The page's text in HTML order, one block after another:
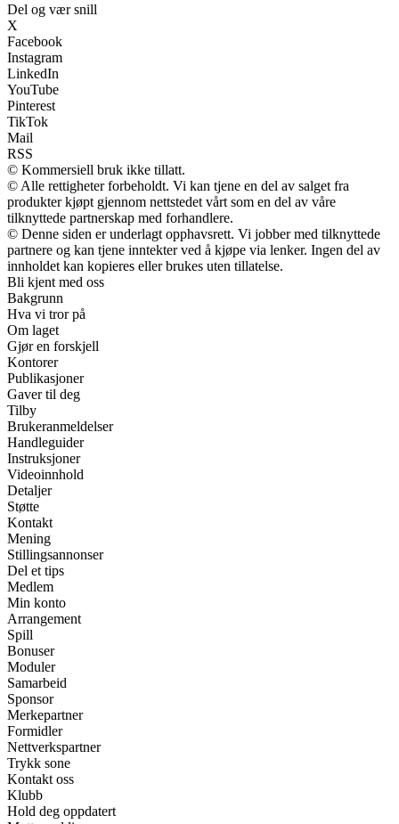
Del og vær snill
X
Facebook
Instagram
LinkedIn
YouTube
Pinterest
TikTok
Mail
RSS
© Kommersiell bruk ikke tillatt.
© Alle rettigheter forbeholdt. Vi kan tjene en del av salget fra
produkter kjøpt gjennom nettstedet vårt som en del av våre
tilknyttede partnerskap med forhandlere.
© Denne siden er underlagt opphavsrett. Vi jobber med tilknyttede
partnere og kan tjene inntekter ved å kjøpe via lenker. Ingen del av
innholdet kan kopieres eller brukes uten tillatelse.
Bli kjent med oss
Bakgrunn
Hva vi tror på
Om laget
Gjør en forskjell
Kontorer
Publikasjoner
Gaver til deg
Tilby
Brukeranmeldelser
Handleguider
Instruksjoner
Videoinnhold
Detaljer
Støtte
Kontakt
Mening
Stillingsannonser
Del et tips
Medlem
Min konto
Arrangement
Spill
Bonuser
Moduler
Samarbeid
Sponsor
Merkepartner
Formidler
Nettverkspartner
Trykk sone
Kontakt oss
Klubb
Hold deg oppdatert